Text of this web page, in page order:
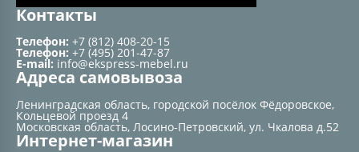
Контакты
Телефон: +7 (812) 408-20-15
Телефон: +7 (495) 201-47-87
E-mail: info@ekspress-mebel.ru
Адреса самовывоза
Ленинградская область, городской посёлок Фёдоровское,
Кольцевой проезд 4
Московская область, Лосино-Петровский, ул. Чкалова д.52
Интернет-магазин